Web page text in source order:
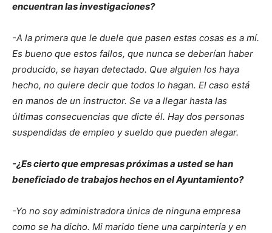
encuentran las investigaciones?
-A la primera que le duele que pasen estas cosas es a mí.
Es bueno que estos fallos, que nunca se deberían haber
producido, se hayan detectado. Que alguien los haya
hecho, no quiere decir que todos lo hagan. El caso está
en manos de un instructor. Se va a llegar hasta las
últimas consecuencias que dicte él. Hay dos personas
suspendidas de empleo y sueldo que pueden alegar.
-¿Es cierto que empresas próximas a usted se han
beneficiado de trabajos hechos en el Ayuntamiento?
-Yo no soy administradora única de ninguna empresa
como se ha dicho. Mi marido tiene una carpintería y en